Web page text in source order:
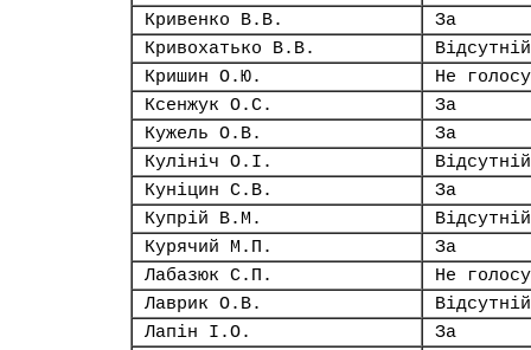
Кривенко В.В.
За
Кривохатько В.В.
Відсутній
Кришин О.Ю.
Не
Ксенжук О.С.
За
Кужель О.В.
За
Кулініч О.І.
Відсутній
Куніцин С.В.
За
Купрій В.М.
Відсутній
Курячий М.П.
За
Лабазюк С.П.
Не
Лаврик О.В.
Відсутній
Лапін І.О.
За